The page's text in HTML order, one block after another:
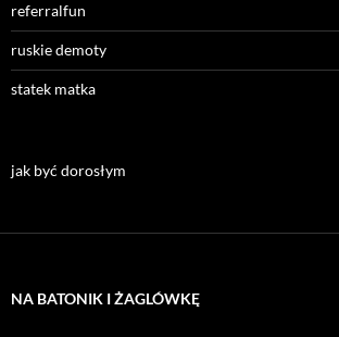
referralfun
ruskie demoty
statek matka
jak być dorosłym
NA BATONIK I ŻAGLÓWKĘ